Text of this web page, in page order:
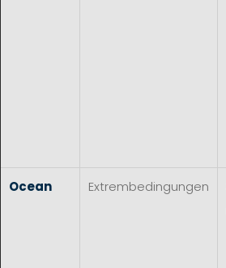
Ocean Extrembedingungen